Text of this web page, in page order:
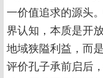
一价值追求的源头
界认知，本质是开
地域狭隘利益，而
评价孔子承前启后